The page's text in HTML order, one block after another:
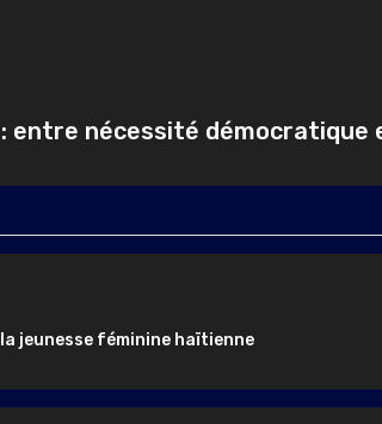
entre nécessité
jeunesse féminine haïtienne